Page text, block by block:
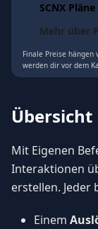
SCNX
Mehr über
Finale Preise
werden dir vor dem
Übersicht
Mit Eigenen
Interaktionen
erstellen.
Einem